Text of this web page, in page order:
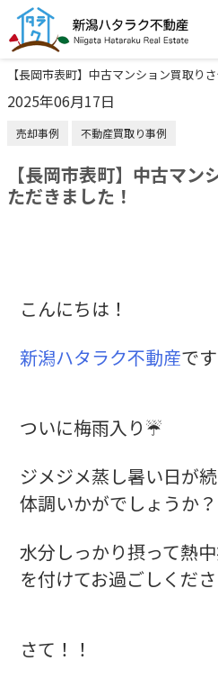
【長岡市表町】中古マンション買取り
2025年06月17日
売却事例 不動産買取り事例
【長岡市表町】中古マ
ただきました！
こんにちは！
新潟ハタラク不動産で
ついに梅雨入り☔
ジメジメ蒸し暑い日が
体調いかがでしょうか？
水分しっかり摂って熱
を付けてお過ごしくださ
さて！！